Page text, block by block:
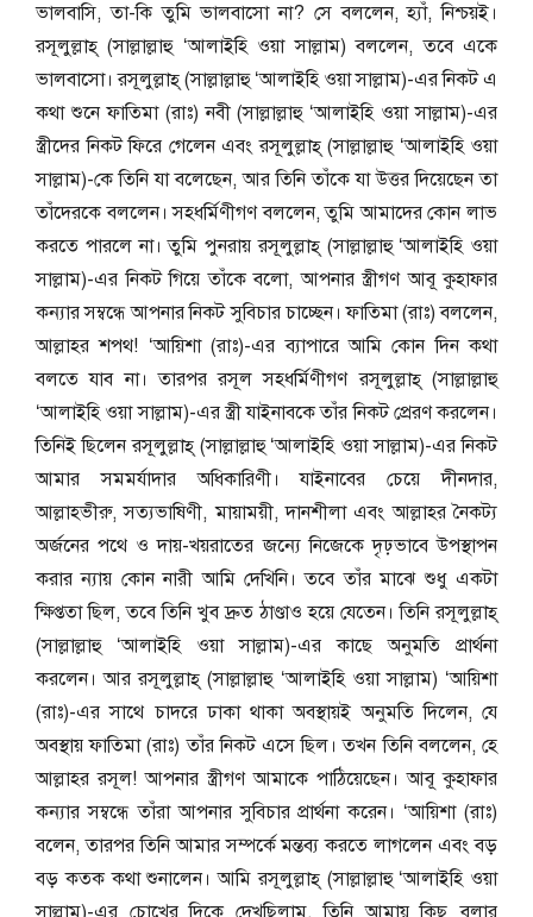
ভালবাসি, তা-কি তুমি ভালবাসো না? সে বললেন, হ্যাঁ, নিশ্চয়ই।
রসূলুল্লাহ্ (সাল্লাল্লাহু ‘আলাইহি ওয়া সাল্লাম) বললেন, তবে একে
ভালবাসো। রসূলুল্লাহ্ (সাল্লাল্লাহু ‘আলাইহি ওয়া সাল্লাম)-এর নিকট এ
কথা শুনে ফাতিমা (রাঃ) নবী (সাল্লাল্লাহু ‘আলাইহি ওয়া সাল্লাম)-এর
স্ত্রীদের নিকট ফিরে গেলেন এবং রসূলুল্লাহ্ (সাল্লাল্লাহু ‘আলাইহি ওয়া
সাল্লাম)-কে তিনি যা বলেছেন, আর তিনি তাঁকে যা উত্তর দিয়েছেন তা
তাঁদেরকে বললেন। সহধর্মিণীগণ বললেন, তুমি আমাদের কোন লাভ
করতে পারলে না। তুমি পুনরায় রসূলুল্লাহ্ (সাল্লাল্লাহু ‘আলাইহি ওয়া
সাল্লাম)-এর নিকট গিয়ে তাঁকে বলো, আপনার স্ত্রীগণ আবূ কুহাফার
কন্যার সম্বন্ধে আপনার নিকট সুবিচার চাচ্ছেন। ফাতিমা (রাঃ) বললেন,
আল্লাহর শপথ! ‘আয়িশা (রাঃ)-এর ব্যাপারে আমি কোন দিন কথা
বলতে যাব না। তারপর রসূল সহধর্মিণীগণ রসূলুল্লাহ্ (সাল্লাল্লাহু
‘আলাইহি ওয়া সাল্লাম)-এর স্ত্রী যাইনাবকে তাঁর নিকট প্রেরণ করলেন।
তিনিই ছিলেন রসূলুল্লাহ্ (সাল্লাল্লাহু ‘আলাইহি ওয়া সাল্লাম)-এর নিকট
আমার সমমর্যাদার অধিকারিণী। যাইনাবের চেয়ে দীনদার,
আল্লাহভীরু, সত্যভাষিণী, মায়াময়ী, দানশীলা এবং আল্লাহর নৈকট্য
অর্জনের পথে ও দায়-খয়রাতের জন্যে নিজেকে দৃঢ়ভাবে উপস্থাপন
করার ন্যায় কোন নারী আমি দেখিনি। তবে তাঁর মাঝে শুধু একটা
ক্ষিপ্ততা ছিল, তবে তিনি খুব দ্রুত ঠাণ্ডাও হয়ে যেতেন। তিনি রসূলুল্লাহ্
(সাল্লাল্লাহু ‘আলাইহি ওয়া সাল্লাম)-এর কাছে অনুমতি প্রার্থনা
করলেন। আর রসূলুল্লাহ্ (সাল্লাল্লাহু ‘আলাইহি ওয়া সাল্লাম) ‘আয়িশা
(রাঃ)-এর সাথে চাদরে ঢাকা থাকা অবস্থায়ই অনুমতি দিলেন, যে
অবস্থায় ফাতিমা (রাঃ) তাঁর নিকট এসে ছিল। তখন তিনি বললেন, হে
আল্লাহর রসূল! আপনার স্ত্রীগণ আমাকে পাঠিয়েছেন। আবূ কুহাফার
কন্যার সম্বন্ধে তাঁরা আপনার সুবিচার প্রার্থনা করেন। ‘আয়িশা (রাঃ)
বলেন, তারপর তিনি আমার সম্পর্কে মন্তব্য করতে লাগলেন এবং বড়
বড় কতক কথা শুনালেন। আমি রসূলুল্লাহ্ (সাল্লাল্লাহু ‘আলাইহি ওয়া
সাল্লাম)-এর চোখের দিকে দেখছিলাম, তিনি আমায় কিছু বলার